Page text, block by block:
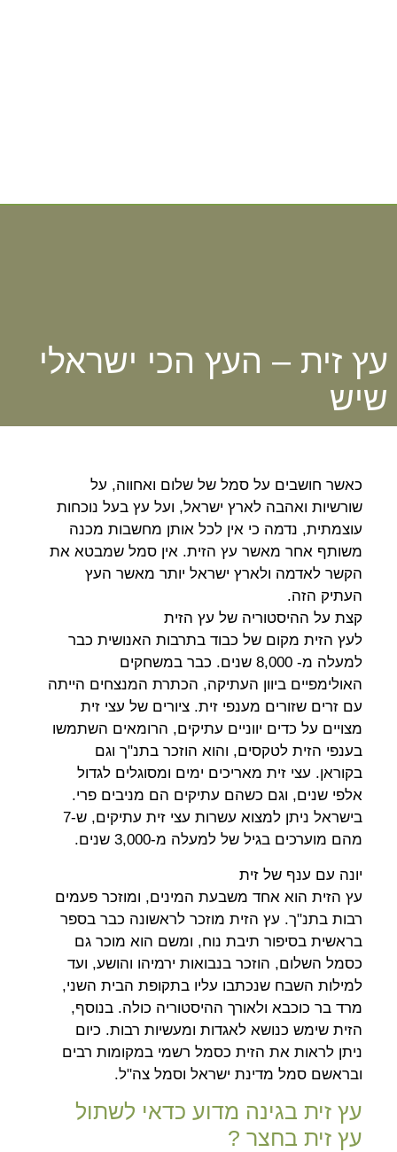
עץ זית – העץ הכי ישראלי
שיש
כאשר חושבים על סמל של שלום ואחווה, על
שורשיות ואהבה לארץ ישראל, ועל עץ בעל נוכחות
עוצמתית, נדמה כי אין לכל אותן מחשבות מכנה
משותף אחר מאשר עץ הזית. אין סמל שמבטא את
הקשר לאדמה ולארץ ישראל יותר מאשר העץ
העתיק הזה.
קצת על ההיסטוריה של עץ הזית
לעץ הזית מקום של כבוד בתרבות האנושית כבר
למעלה מ- 8,000 שנים. כבר במשחקים
האולימפיים ביוון העתיקה, הכתרת המנצחים הייתה
עם זרים שזורים מענפי זית. ציורים של עצי זית
מצויים על כדים יווניים עתיקים, הרומאים השתמשו
בענפי הזית לטקסים, והוא הוזכר בתנ"ך וגם
בקוראן. עצי זית מאריכים ימים ומסוגלים לגדול
אלפי שנים, וגם כשהם עתיקים הם מניבים פרי.
בישראל ניתן למצוא עשרות עצי זית עתיקים, ש-7
מהם מוערכים בגיל של למעלה מ-3,000 שנים.
יונה עם ענף של זית
עץ הזית הוא אחד משבעת המינים, ומוזכר פעמים
רבות בתנ"ך. עץ הזית מוזכר לראשונה כבר בספר
בראשית בסיפור תיבת נוח, ומשם הוא מוכר גם
כסמל השלום, הוזכר בנבואות ירמיהו והושע, ועד
למילות השבח שנכתבו עליו בתקופת הבית השני,
מרד בר כוכבא ולאורך ההיסטוריה כולה. בנוסף,
הזית שימש כנושא לאגדות ומעשיות רבות. כיום
ניתן לראות את הזית כסמל רשמי במקומות רבים
ובראשם סמל מדינת ישראל וסמל צה"ל.
עץ זית בגינה מדוע כדאי לשתול
עץ זית בחצר ?